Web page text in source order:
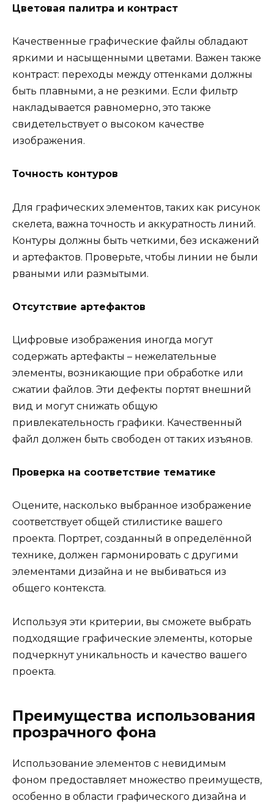
Цветовая палитра и контраст
Качественные графические файлы обладают
яркими и насыщенными цветами. Важен также
контраст: переходы между оттенками должны
быть плавными, а не резкими. Если фильтр
накладывается равномерно, это также
свидетельствует о высоком качестве
изображения.
Точность контуров
Для графических элементов, таких как рисунок
скелета, важна точность и аккуратность линий.
Контуры должны быть четкими, без искажений
и артефактов. Проверьте, чтобы линии не были
рваными или размытыми.
Отсутствие артефактов
Цифровые изображения иногда могут
содержать артефакты – нежелательные
элементы, возникающие при обработке или
сжатии файлов. Эти дефекты портят внешний
вид и могут снижать общую
привлекательность графики. Качественный
файл должен быть свободен от таких изъянов.
Проверка на соответствие тематике
Оцените, насколько выбранное изображение
соответствует общей стилистике вашего
проекта. Портрет, созданный в определённой
технике, должен гармонировать с другими
элементами дизайна и не выбиваться из
общего контекста.
Используя эти критерии, вы сможете выбрать
подходящие графические элементы, которые
подчеркнут уникальность и качество вашего
проекта.
Преимущества использования
прозрачного фона
Использование элементов с невидимым
фоном предоставляет множество преимуществ,
особенно в области графического дизайна и